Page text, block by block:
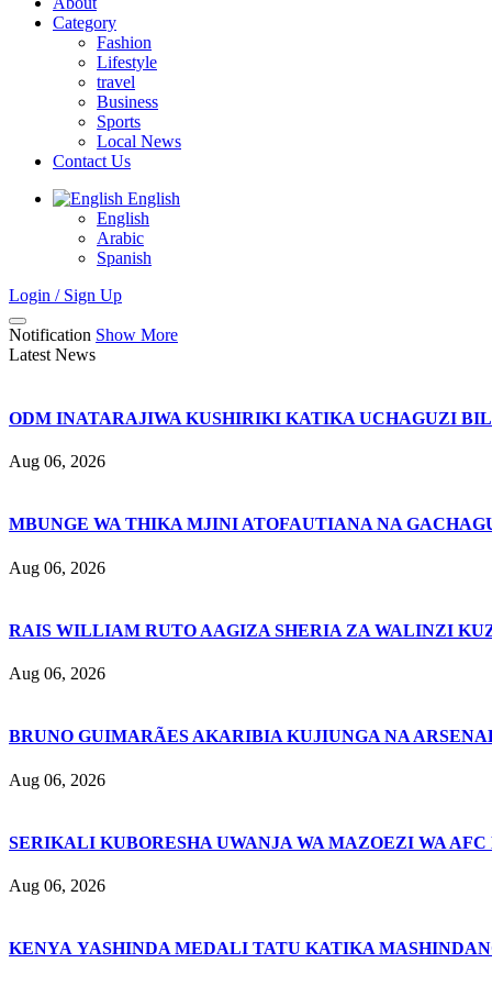
Category
Fashion
Lifestyle
travel
Business
Sports
Local News
Contact Us
English
English
Arabic
Spanish
Login / Sign Up
Notification Show More
Latest News
ODM INATARAJIWA KUSHIRIKI KATIKA UCHAGUZI
Aug 06, 2026
MBUNGE WA THIKA MJINI ATOFAUTIANA NA
Aug 06, 2026
RAIS WILLIAM RUTO AAGIZA SHERIA ZA WALINZI
Aug 06, 2026
BRUNO GUIMARÃES AKARIBIA KUJIUNGA NA
Aug 06, 2026
SERIKALI KUBORESHA UWANJA WA MAZOEZI WA AFC
Aug 06, 2026
KENYA YASHINDA MEDALI TATU KATIKA